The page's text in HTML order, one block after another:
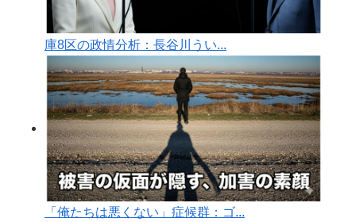
庫8区の政情分析：長谷川うい...
「俺たちは悪くない」症候群：ゴ...